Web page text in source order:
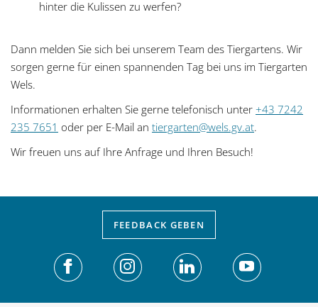
hinter die Kulissen zu werfen?
Dann melden Sie sich bei unserem Team des Tiergartens. Wir
sorgen gerne für einen spannenden Tag bei uns im Tiergarten
Wels.
Informationen erhalten Sie gerne telefonisch unter +43 7242
235 7651 oder per E-Mail an tiergarten@wels.gv.at.
Wir freuen uns auf Ihre Anfrage und Ihren Besuch!
FEEDBACK GEBEN